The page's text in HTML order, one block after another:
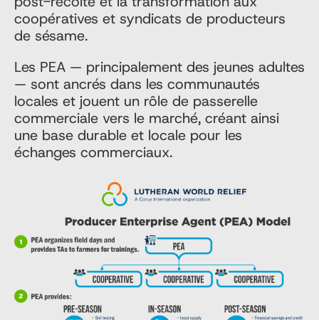
coopératives et syndicats de producteurs
de sésame.
Les PEA — principalement des jeunes adultes
— sont ancrés dans les communautés
locales et jouent un rôle de passerelle
commerciale vers le marché, créant ainsi
une base durable et locale pour les
échanges commerciaux.